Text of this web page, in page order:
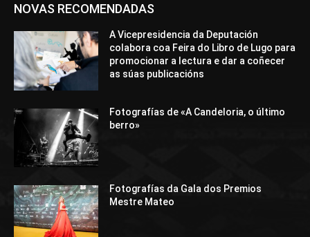
NOVAS RECOMENDADAS
A Vicepresidencia da Deputación
colabora coa Feira do Libro de Lugo para
promocionar a lectura e dar a coñecer
as súas publicacións
Fotografías de «A Candeloria, o último
berro»
Fotografías da Gala dos Premios
Mestre Mateo